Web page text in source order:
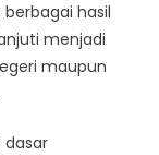
hasil
menjadi
maupun
dasar